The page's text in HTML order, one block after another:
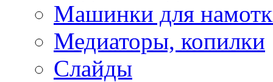
Машинки для
Медиаторы, копилки
Слайды